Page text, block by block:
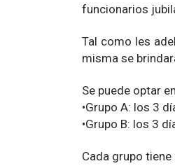
funcionarios
Tal como les
misma se
Se puede optar
•Grupo A: los 3
•Grupo B: los 3
Cada grupo